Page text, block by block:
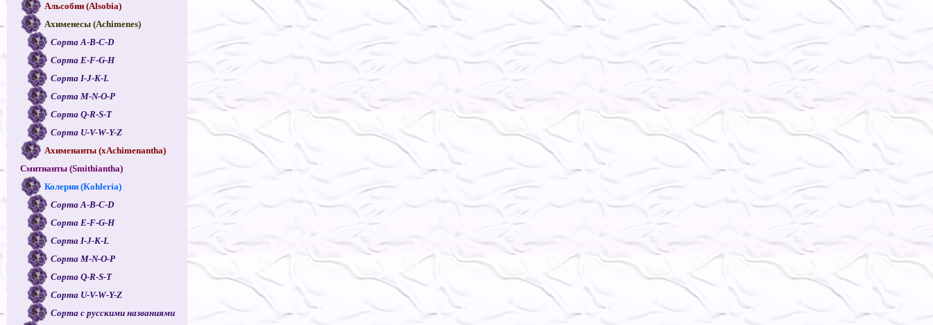
Альсобии (Alsobia)
Ахименесы (Achimenes)
Сорта A-B-C-D
Сорта E-F-G-H
Сорта I-J-K-L
Сорта M-N-O-P
Сорта Q-R-S-T
Сорта U-V-W-Y-Z
Ахименанты (xAchimenantha)
Смитианты (Smithiantha)
Колерии (Kohleria)
Сорта A-B-C-D
Сорта E-F-G-H
Сорта I-J-K-L
Сорта M-N-O-P
Сорта Q-R-S-T
Сорта U-V-W-Y-Z
Сорта с русскими названиями